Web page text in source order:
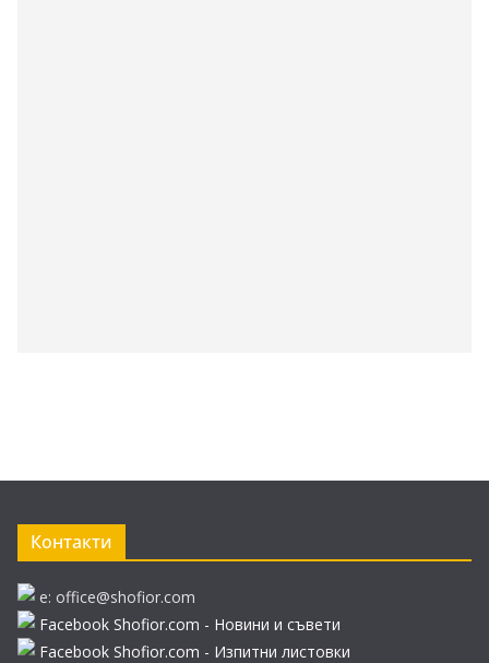
Контакти
e: office@shofior.com
Facebook Shofior.com - Новини и съвети
Facebook Shofior.com - Изпитни листовки